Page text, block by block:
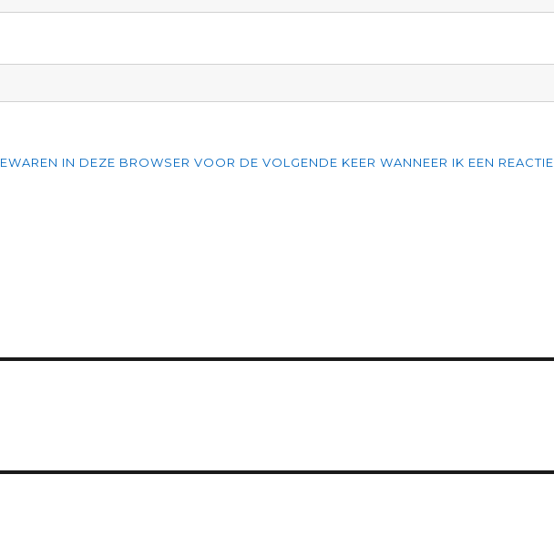
IN DEZE BROWSER VOOR DE VOLGENDE KEER WANNEER IK EEN REACTIE